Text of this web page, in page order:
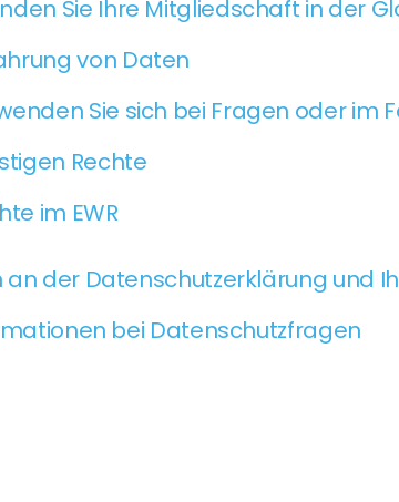
Sie Ihre Mitgliedschaft in der
von Daten
Sie sich bei Fragen oder im
Rechte
im EWR
der Datenschutzerklärung und
bei Datenschutzfragen